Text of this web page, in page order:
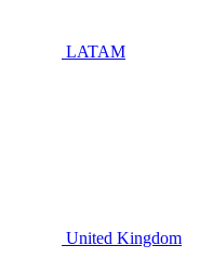
LATAM
United Kingdom